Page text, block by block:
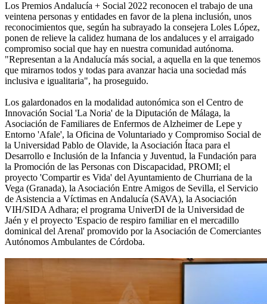
Los Premios Andalucía + Social 2022 reconocen el trabajo de una
veintena personas y entidades en favor de la plena inclusión, unos
reconocimientos que, según ha subrayado la consejera Loles López,
ponen de relieve la calidez humana de los andaluces y el arraigado
compromiso social que hay en nuestra comunidad autónoma.
"Representan a la Andalucía más social, a aquella en la que tenemos
que mirarnos todos y todas para avanzar hacia una sociedad más
inclusiva e igualitaria", ha proseguido.
Los galardonados en la modalidad autonómica son el Centro de
Innovación Social 'La Noria' de la Diputación de Málaga, la
Asociación de Familiares de Enfermos de Alzheimer de Lepe y
Entorno 'Afale', la Oficina de Voluntariado y Compromiso Social de
la Universidad Pablo de Olavide, la Asociación Ítaca para el
Desarrollo e Inclusión de la Infancia y Juventud, la Fundación para
la Promoción de las Personas con Discapacidad, PROMI; el
proyecto 'Compartir es Vida' del Ayuntamiento de Churriana de la
Vega (Granada), la Asociación Entre Amigos de Sevilla, el Servicio
de Asistencia a Víctimas en Andalucía (SAVA), la Asociación
VIH/SIDA Adhara; el programa UniverDI de la Universidad de
Jaén y el proyecto 'Espacio de respiro familiar en el mercadillo
dominical del Arenal' promovido por la Asociación de Comerciantes
Autónomos Ambulantes de Córdoba.